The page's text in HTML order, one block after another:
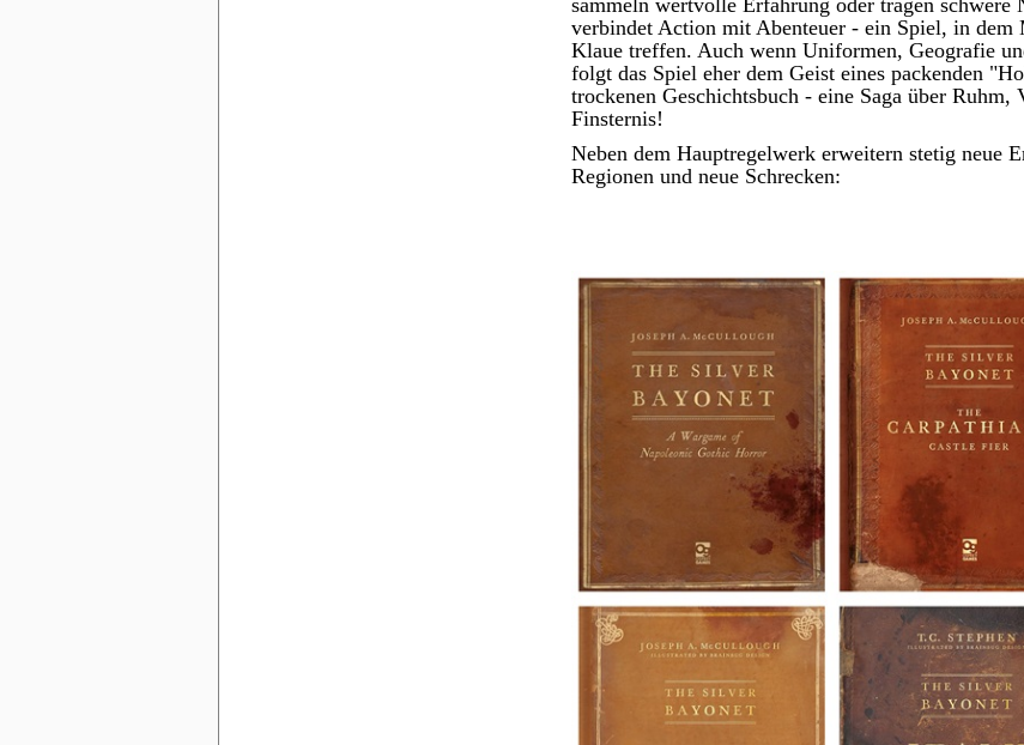
verbindet Action mit Abenteuer - ein Spiel, in dem
Klaue treffen. Auch wenn Uniformen, Geografie
folgt das Spiel eher dem Geist eines packenden
trockenen Geschichtsbuch - eine Saga über
Finsternis!
Neben dem Hauptregelwerk erweitern stetig neue
Regionen und neue Schrecken: